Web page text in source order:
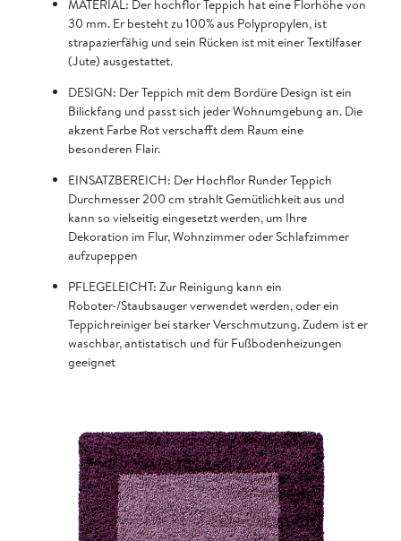
MATERIAL: Der hochflor Teppich hat eine Florhöhe von
30 mm. Er besteht zu 100% aus Polypropylen, ist
strapazierfähig und sein Rücken ist mit einer Textilfaser
(Jute) ausgestattet.
DESIGN: Der Teppich mit dem Bordüre Design ist ein
Bilickfang und passt sich jeder Wohnumgebung an. Die
akzent Farbe Rot verschafft dem Raum eine
besonderen Flair.
EINSATZBEREICH: Der Hochflor Runder Teppich
Durchmesser 200 cm strahlt Gemütlichkeit aus und
kann so vielseitig eingesetzt werden, um Ihre
Dekoration im Flur, Wohnzimmer oder Schlafzimmer
aufzupeppen
PFLEGELEICHT: Zur Reinigung kann ein
Roboter-/Staubsauger verwendet werden, oder ein
Teppichreiniger bei starker Verschmutzung. Zudem ist er
waschbar, antistatisch und für Fußbodenheizungen
geeignet